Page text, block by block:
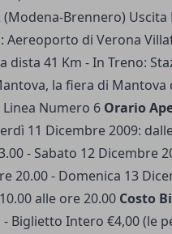
Brennero) Uscita
Aereoporto di Verona
dista 41 Km - In Treno:
la fiera di Mantova
Numero 6 Orario
11 Dicembre 2009:
- Sabato 12 Dicembre
20.00 - Domenica 13
alle ore 20.00 Costo
- Biglietto Intero €4,00 (le